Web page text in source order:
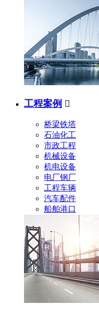
工程案例 
桥梁铁塔
石油化工
市政工程
机械设备
机电设备
电厂钢厂
工程车辆
汽车配件
船舶港口